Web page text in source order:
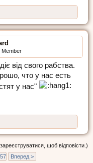
Member
від свого рабства.
что у нас есть
у нас"
щоб відповісти.)
Вперед >